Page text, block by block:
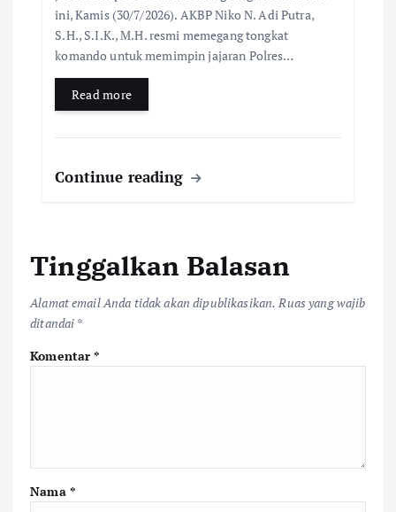
ini, Kamis (30/7/2026). AKBP Niko N. Adi Putra,
S.H., S.I.K., M.H. resmi memegang tongkat
komando untuk memimpin jajaran Polres…
Read more
Continue reading
Tinggalkan Balasan
Alamat email Anda tidak akan dipublikasikan. Ruas yang wajib
ditandai *
Komentar*
Nama *